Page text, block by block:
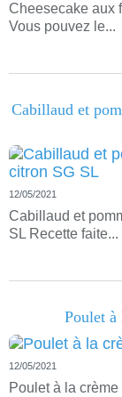
Cheesecake aux
Vous pouvez le...
Cabillaud et
12/05/2021
Cabillaud et
SL Recette faite...
Poulet à
12/05/2021
Poulet à la